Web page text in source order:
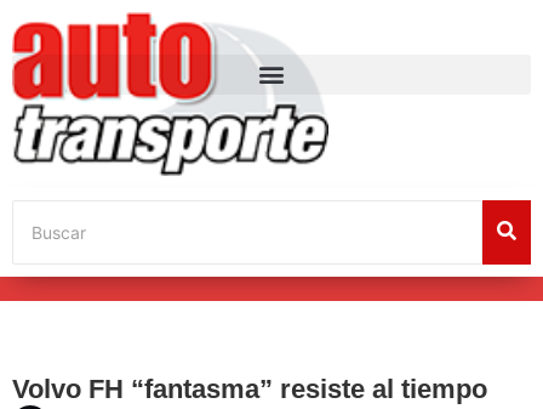
Volvo FH “fantasma” resiste al tiempo